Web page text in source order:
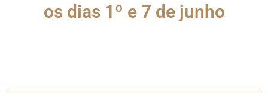
os dias 1º e 7 de junho